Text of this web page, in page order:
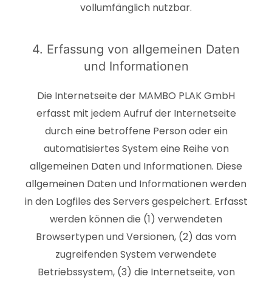
vollumfänglich nutzbar.
4. Erfassung von allgemeinen Daten
und Informationen
Die Internetseite der MAMBO PLAK GmbH
erfasst mit jedem Aufruf der Internetseite
durch eine betroffene Person oder ein
automatisiertes System eine Reihe von
allgemeinen Daten und Informationen. Diese
allgemeinen Daten und Informationen werden
in den Logfiles des Servers gespeichert. Erfasst
werden können die (1) verwendeten
Browsertypen und Versionen, (2) das vom
zugreifenden System verwendete
Betriebssystem, (3) die Internetseite, von